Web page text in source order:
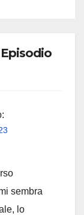
sembra
lo